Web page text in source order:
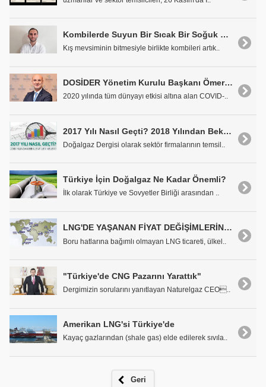
Kombilerde Suyun Bir Sıcak Bir Soğuk Gelme Sebepleri
Kış mevsiminin bitmesiyle birlikte kombileri artık..
DOSİDER Yönetim Kurulu Başkanı Ömer Cihad Vardan: "2021 Yılının İkinci Yarısında Olumlu Bir Atmosfer Oluşacağına İnanıyoruz"
2020 yılında tüm dünyayı etkisi altına alan COVID-..
2017 Yılı Nasıl Geçti? 2018 Yılından Beklentiler Neler?
Doğalgaz Dergisi olarak sektör firmalarının temsil..
Türkiye İçin Doğalgaz Ne Kadar Önemli?
İlk olarak Türkiye ve Sovyetler Birliği arasından ..
LNG'DE YAŞANAN FİYAT DEĞİŞİMLERİNİN KÜRESEL PİYASALARA VE TÜRKİYE'YE OLASI ETKİLERİ
Boru hatlarına bağımlı olmayan LNG ticareti, ülkel..
"Türkiye'de CNG Pazarını Yarattık"
Dergimizin sorularını yanıtlayan Naturelgaz CEO..
Amerikan LNG'si Türkiye'de
Kayaç gazlarından (shale gas) elde edilerek sıvıla..
Geri